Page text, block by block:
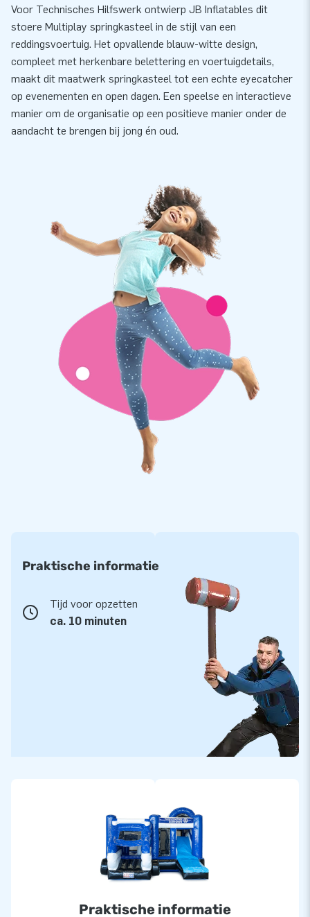
Voor Technisches Hilfswerk ontwierp JB Inflatables dit
stoere Multiplay springkasteel in de stijl van een
reddingsvoertuig. Het opvallende blauw-witte design,
compleet met herkenbare belettering en voertuigdetails,
maakt dit maatwerk springkasteel tot een echte eyecatcher
op evenementen en open dagen. Een speelse en interactieve
manier om de organisatie op een positieve manier onder de
aandacht te brengen bij jong én oud.
Praktische informatie
Tijd voor opzetten
ca. 10 minuten
Praktische informatie